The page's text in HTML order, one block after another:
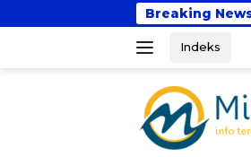
ke
Breaking
Fenomena “Kabur Aja
Indeks